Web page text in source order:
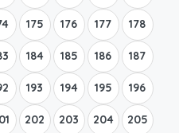
175 176 177 178
184 185 186 187
193 194 195 196
202 203 204 205